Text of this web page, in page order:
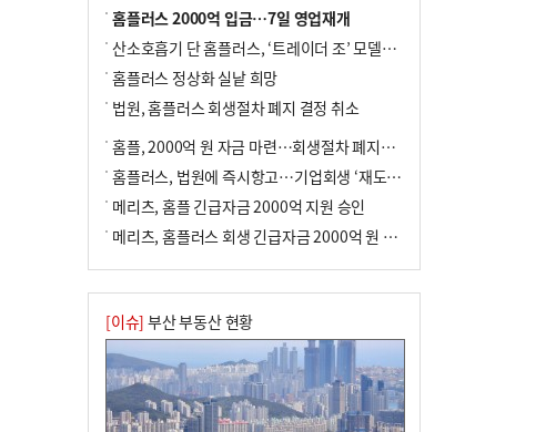
홈플러스 2000억 입금…7일 영업재개
산소호흡기 단 홈플러스, ‘트레이더 조’ 모델로 살아날까
홈플러스 정상화 실낱 희망
법원, 홈플러스 회생절차 폐지 결정 취소
홈플, 2000억 원 자금 마련…회생절차 폐지에 즉시항고(종합)
홈플러스, 법원에 즉시항고…기업회생 ‘재도전’
메리츠, 홈플 긴급자금 2000억 지원 승인
메리츠, 홈플러스 회생 긴급자금 2000억 원 지원 승인
[이슈] 부산 부동산 현황